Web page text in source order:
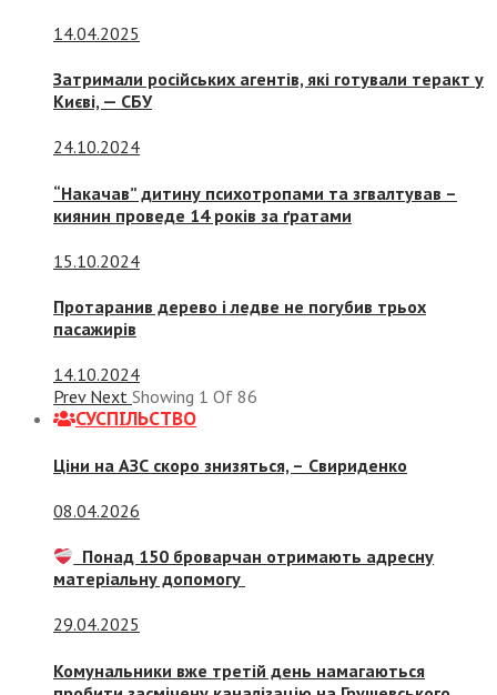
14.04.2025
Затримали російських агентів, які готували теракт у
Києві, — СБУ
24.10.2024
“Накачав” дитину психотропами та згвалтував –
киянин проведе 14 років за ґратами
15.10.2024
Протаранив дерево і ледве не погубив трьох
пасажирів
14.10.2024
Prev Next Showing 1 Of 86
СУСПIЛЬСТВО
Ціни на АЗС скоро знизяться, – Свириденко
08.04.2026
Понад 150 броварчан отримають адресну
матеріальну допомогу
29.04.2025
Комунальники вже третій день намагаються